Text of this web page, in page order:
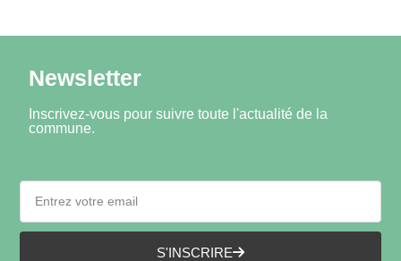
Newsletter
Inscrivez-vous pour suivre toute l'actualité de la
commune.
S'INSCRIRE